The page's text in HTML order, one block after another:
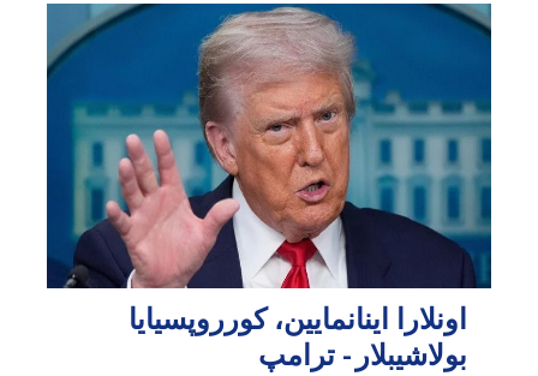
اونلارا اینانمایین، کورروپسیایا
بولاشیبلار - ترامپ